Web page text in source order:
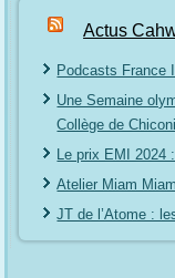
Actus
Podcasts France
Une Semaine
Collège de
Le prix EMI 2024
Atelier Miam
JT de l’Atome :